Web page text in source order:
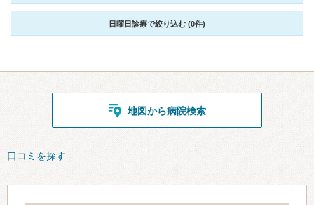
日曜日診療で絞り込む (0件)
地図から病院検索
口コミを探す